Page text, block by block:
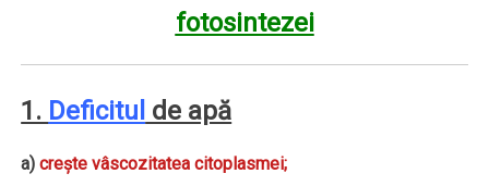
fotosintezei
1. Deficitul de apă
a)creşte vâscozitatea citoplasmei;